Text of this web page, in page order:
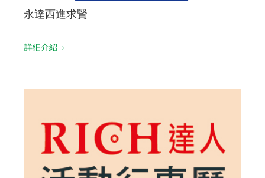
永達西進求賢
詳細介紹